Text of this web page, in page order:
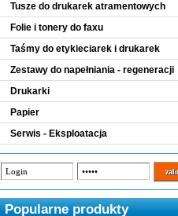
Tusze do drukarek atramentowych
Folie i tonery do faxu
Taśmy do etykieciarek i drukarek
Zestawy do napełniania - regeneracji
Drukarki
Papier
Serwis - Eksploatacja
Popularne produkty